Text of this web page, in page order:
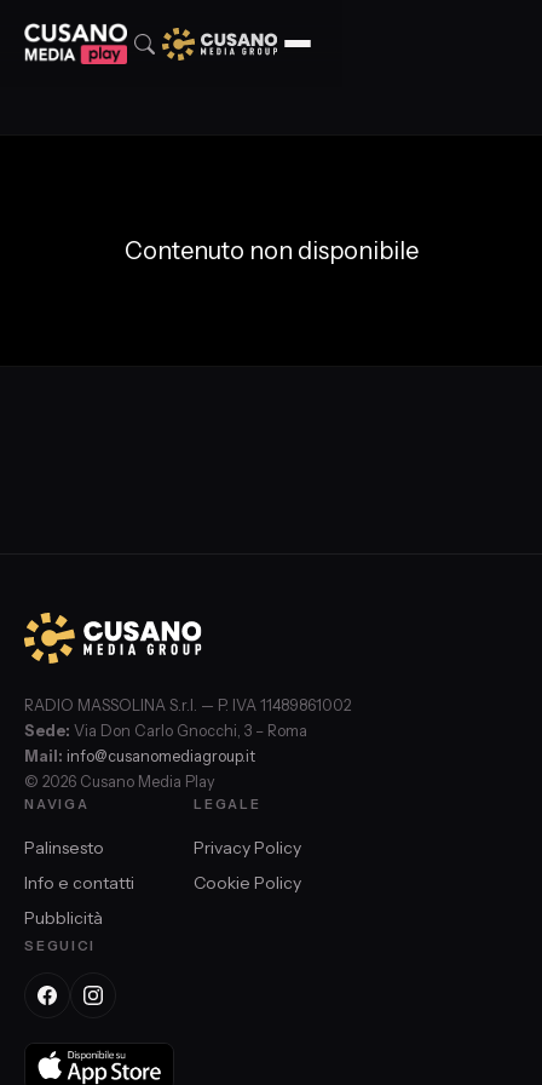
Contenuto non disponibile
RADIO MASSOLINA S.r.l. — P. IVA 11489861002
Sede: Via Don Carlo Gnocchi, 3 – Roma
Mail: info@cusanomediagroup.it
© 2026 Cusano Media Play
NAVIGA
Palinsesto
Info e contatti
Pubblicità
LEGALE
Privacy Policy
Cookie Policy
SEGUICI